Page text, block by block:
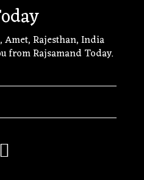
Amet, Rajesthan, India
from Rajsamand Today.